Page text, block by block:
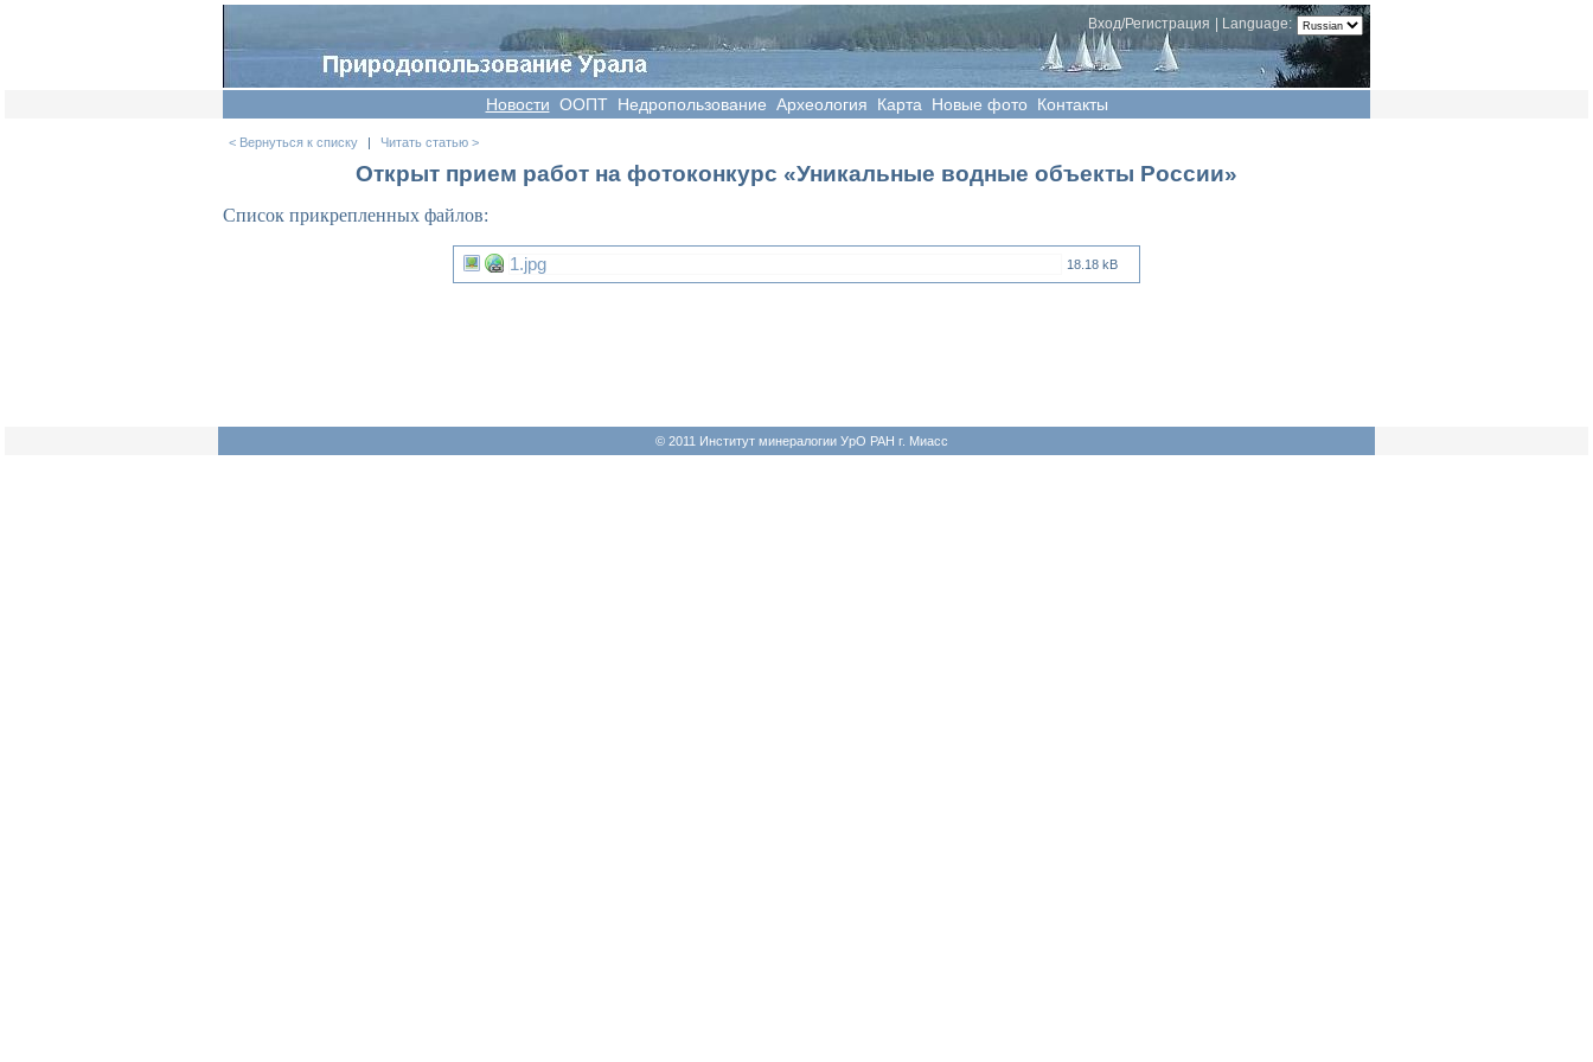
Language:
Вход/Регистрация
Новости OOПT Недропользование Археология Карта Новые фото Контакты
< Вернуться к списку | Читать статью >
Открыт прием работ на фотоконкурс «Уникальные водные объекты России»
Список прикрепленных файлов:
1.jpg 18.18 kB
© 2011 Институт минералогии УрО РАН г. Миасс